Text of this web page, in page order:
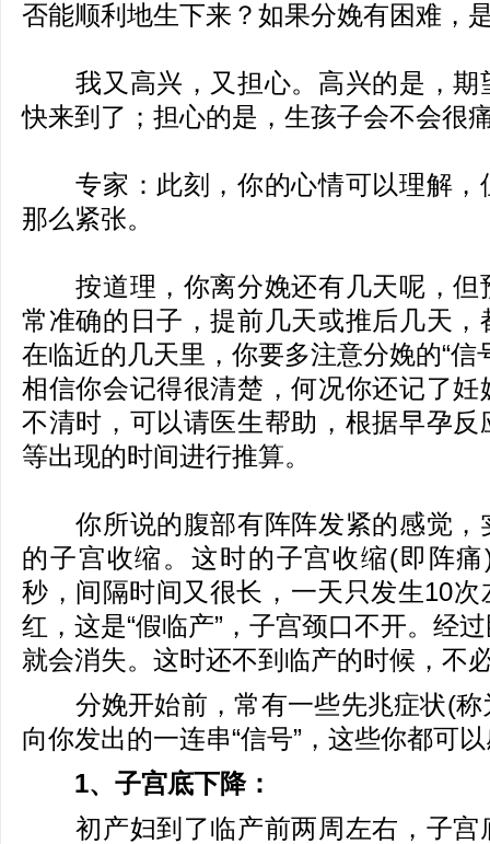
否能顺利地生下来？如果分娩有困难，
我又高兴，又担心。高兴的是，期
快来到了；担心的是，生孩子会不会
专家：此刻，你的心情可以理解，
那么紧张。
按道理，你离分娩还有几天呢，但
常准确的日子，提前几天或推后几天
在临近的几天里，你要多注意分娩的“信
相信你会记得很清楚，何况你还记了
不清时，可以请医生帮助，根据早孕
等出现的时间进行推算。
你所说的腹部有阵阵发紧的感觉，
的子宫收缩。这时的子宫收缩(即阵
秒，间隔时间又很长，一天只发生10
红，这是“假临产”，子宫颈口不开。经
就会消失。这时还不到临产的时候，不
分娩开始前，常有一些先兆症状(称
向你发出的一连串“信号”，这些你都可
1、子宫底下降：
初产妇到了临产前两周左右，子宫